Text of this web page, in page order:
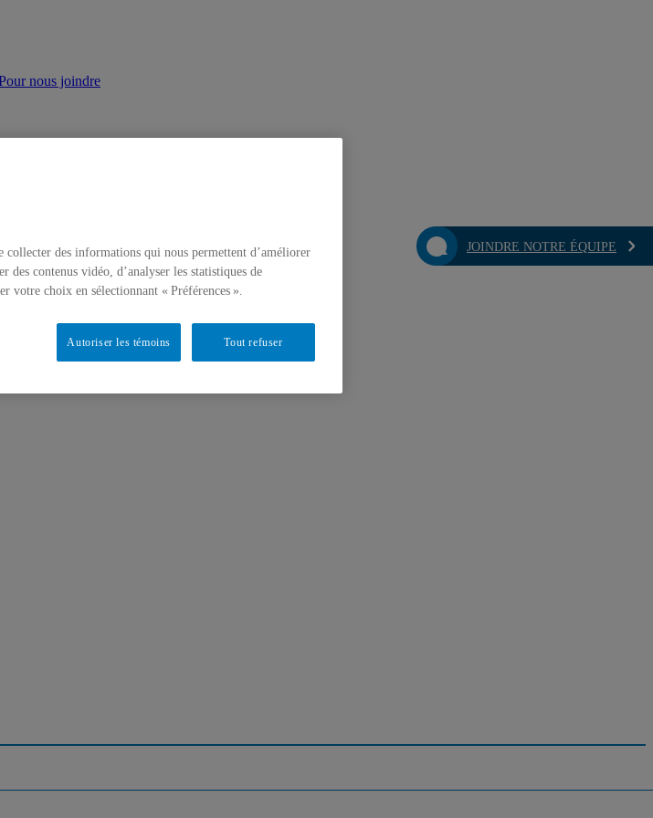
nous joindre
JOINDRE NOTRE ÉQUIPE
des informations qui nous permettent d’améliorer
des contenus vidéo, d’analyser les statistiques de
votre choix en sélectionnant « Préférences ».
Tout refuser
Autoriser les témoins